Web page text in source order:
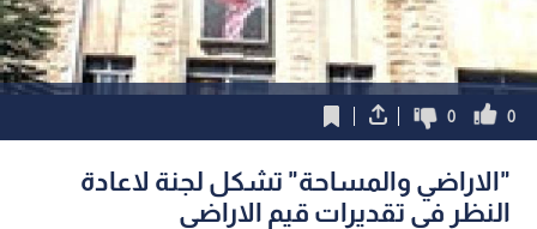
0
0
"الاراضي والمساحة" تشكل لجنة لاعادة
النظر في تقديرات قيم الاراضي